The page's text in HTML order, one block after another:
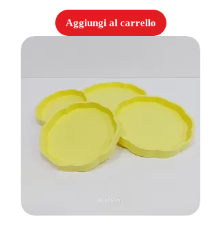
Aggiungi al carrello